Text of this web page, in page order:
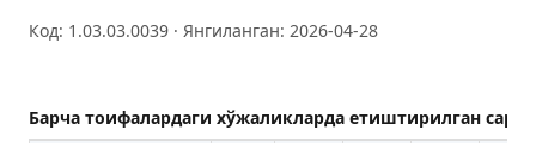
Код: 1.03.03.0039 · Янгиланган: 2026-04-28
Барча тоифалардаги хўжаликларда етиштирилган